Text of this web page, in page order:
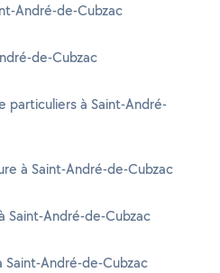
André-de-Cubzac
de-Cubzac
particuliers à Saint-André-
à Saint-André-de-Cubzac
Saint-André-de-Cubzac
Saint-André-de-Cubzac